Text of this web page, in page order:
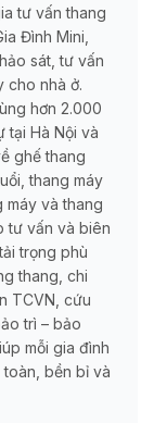
tư vấn thang
Đình Mini,
sát, tư vấn
cho nhà ở.
hơn 2.000
tại Hà Nội và
ghế thang
thang máy
máy và thang
tư vấn và biên
trọng phù
thang, chi
TCVN, cứu
trì – bảo
mỗi gia đình
bền bỉ và